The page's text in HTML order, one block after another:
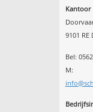
Kantoor
9101
Bel:
M: